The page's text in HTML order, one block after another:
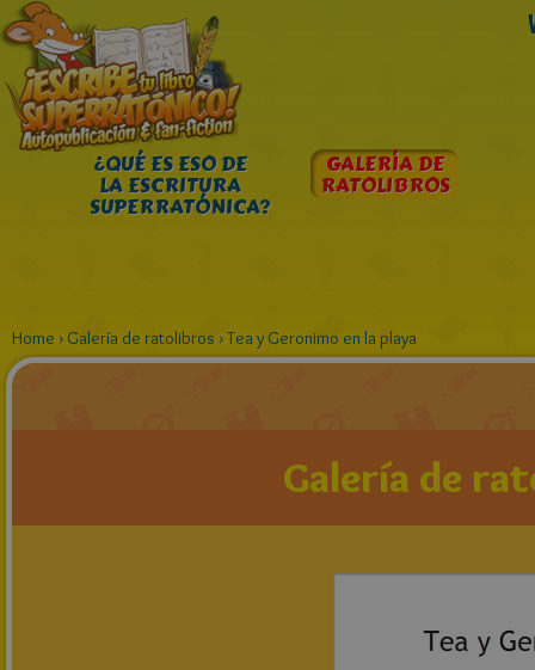
¿QUÉ ES ESO DE
LA ESCRITURA
SUPERRATÓNICA?
GALERÍA DE
RATOLIBROS
Home › Galería de ratolibros ›Tea y Geronimo en la playa
Galería de